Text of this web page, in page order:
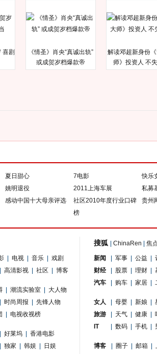
喜剧
《情圣》肖央“真诚出轨”
或成贺岁档爆款帝
解读邓超新身份
师》投资人 不
夏日甜心 7电影
快乐
姚明退役 2011上海车展
私募
感动中国十大母亲评选
社区2010年度行业口碑
榜
贵州
电视 音乐
戏剧
高清影视 社区 博客
潮流实验室
大人物
时尚周报
先锋人物
电视收视榜
好莱坞
香港电影
独家 韩娱 日娱
搜狐 ChinaRen 焦
新闻 军事 公益
财经
股票 理财
汽车
购车 家居
女人 母婴 新娘
旅游
天气 健康
IT
数码 手机
博客 圈子 邮箱